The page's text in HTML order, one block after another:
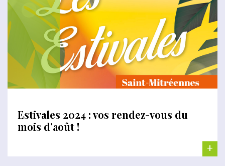
Estivales 2024 : vos rendez-vous du
mois d’août !
+